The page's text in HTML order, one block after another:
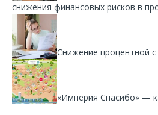
снижения финансовых рисков в
Снижение процентной
«Империя Спасибо» —